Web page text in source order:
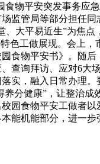
平安突发事务应
监管局等部分担任
大平易近生”为焦
色工做展现。会上
食物平安书》。随
查询拜访、应对6
，融入日常办理
分健康”，让整治
园食物平安工做者
能机能部分，进一